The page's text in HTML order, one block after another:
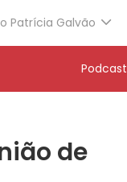
Patrícia Galvão
Podcast
de